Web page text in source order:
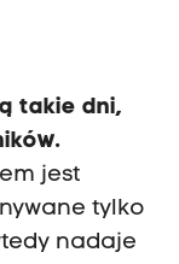
takie dni,
jest
tylko
nadaje